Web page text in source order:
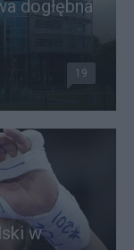
dogłębna
19
w